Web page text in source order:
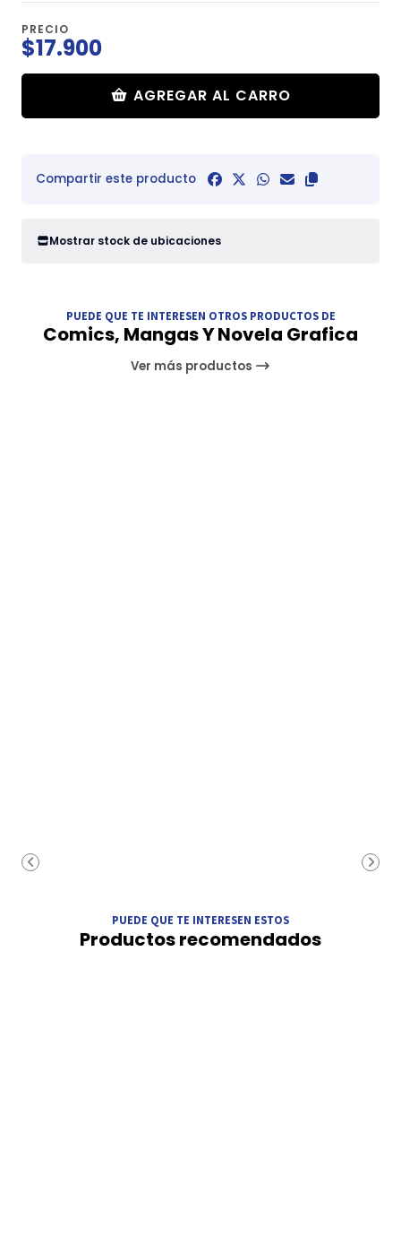
PRECIO
$17.900
AGREGAR AL CARRO
Compartir este producto
Mostrar stock de ubicaciones
PUEDE QUE TE INTERESEN OTROS PRODUCTOS DE
Comics, Mangas Y Novela Grafica
Ver más productos
PUEDE QUE TE INTERESEN ESTOS
Productos recomendados